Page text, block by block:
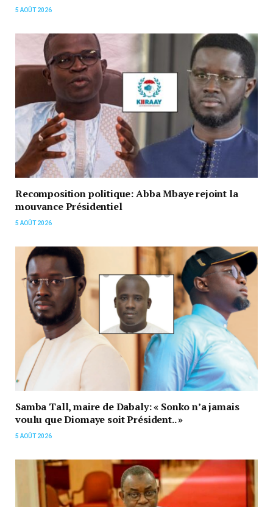
5 AOÛT 2026
Recomposition politique: Abba Mbaye rejoint la
mouvance Présidentiel
5 AOÛT 2026
Samba Tall, maire de Dabaly: « Sonko n’a jamais
voulu que Diomaye soit Président.. »
5 AOÛT 2026